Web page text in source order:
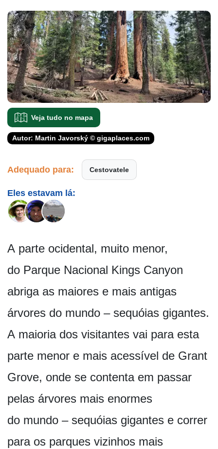
Veja tudo no mapa
Autor: Martin Javorský © gigaplaces.com
Adequado para: Cestovatele
Eles estavam lá:
A parte ocidental, muito menor,
do Parque Nacional Kings Canyon
abriga as maiores e mais antigas
árvores do mundo – sequóias gigantes.
A maioria dos visitantes vai para esta
parte menor e mais acessível de Grant
Grove, onde se contenta em passar
pelas árvores mais enormes
do mundo – sequóias gigantes e correr
para os parques vizinhos mais